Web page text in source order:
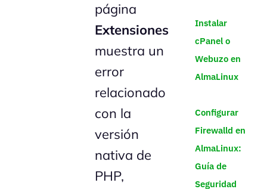
página
Extensiones
muestra un
error
relacionado
con la
versión
nativa de
PHP,
Instalar
cPanel o
Webuzo en
AlmaLinux
Configurar
Firewalld en
AlmaLinux:
Guía de
Seguridad